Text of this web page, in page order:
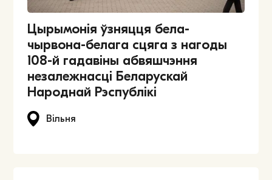
Цырымонія ўзняцця бела-
чырвона-белага сцяга з нагоды
108-й гадавіны абвяшчэння
незалежнасці Беларускай
Народнай Рэспублікі
Вільня